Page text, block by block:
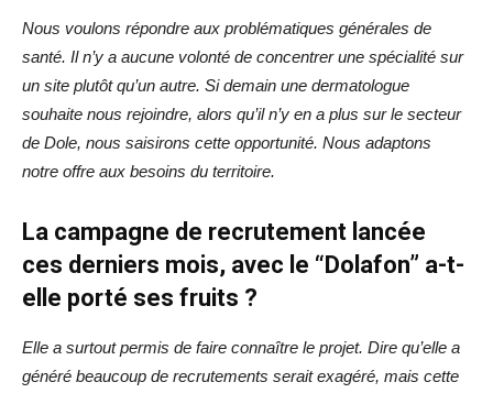
Nous voulons répondre aux problématiques générales de
santé. Il n’y a aucune volonté de concentrer une spécialité sur
un site plutôt qu’un autre. Si demain une dermatologue
souhaite nous rejoindre, alors qu’il n’y en a plus sur le secteur
de Dole, nous saisirons cette opportunité. Nous adaptons
notre offre aux besoins du territoire.
La campagne de recrutement lancée
ces derniers mois, avec le “Dolafon” a-t-
elle porté ses fruits ?
Elle a surtout permis de faire connaître le projet. Dire qu’elle a
généré beaucoup de recrutements serait exagéré, mais cette